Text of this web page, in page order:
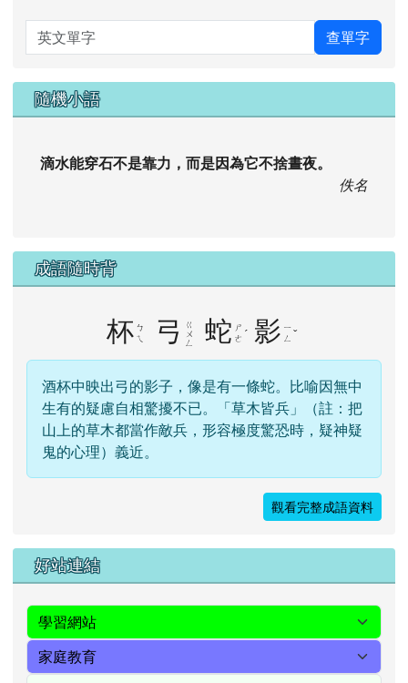
英文單字 查單字
隨機小語
滴水能穿石不是靠力，而是因為它不捨晝夜。
佚名
成語隨時背
杯 ㄅ
ㄟ
弓
ㄍ
ㄨ
ㄥ
蛇 ㄕ
ㄜ ˊ 影 ㄧ
ㄥ ˇ
酒杯中映出弓的影子，像是有一條蛇。比喻因無中
生有的疑慮自相驚擾不已。「草木皆兵」（註：把
山上的草木都當作敵兵，形容極度驚恐時，疑神疑
鬼的心理）義近。
觀看完整成語資料
右邊區域內容
好站連結